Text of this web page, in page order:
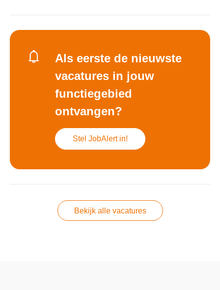
Als eerste de nieuwste
vacatures in jouw
functiegebied
ontvangen?
Stel JobAlert in!
Bekijk alle vacatures